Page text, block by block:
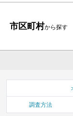
市区町村から探す
調査方法